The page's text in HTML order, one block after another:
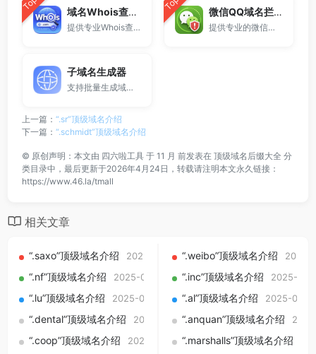
域名Whois查询工具
提供专业Whois查询与域名信息查询服务，支持查询域名注册信息、注册商、到期时间及DNS记录，适用于域名检测、SEO分析及站长工具使用。
微信QQ域名拦截检测
提供专业的微信拦截检测、QQ拦截检测、域名被墙检测服务，一键查询网站是否被封、被拦截或被限制访问。
子域名生成器
支持批量生成域名与泛解析子域名，适用于站群部署、SEO测试与开发环境使用。
上一篇： “.sr”顶级域名介绍
下一篇： “.schmidt”顶级域名介绍
© 原创声明：本文由 四六啦工具 于 11 月 前发表在 顶级域名后缀大全 分
类目录中，最后更新于2026年4月24日，转载请注明本文永久链接：
https://www.46.la/tmall
相关文章
“.saxo”顶级域名介绍 2025-09-01 “.weibo”顶级域名介绍 2025-
“.nf”顶级域名介绍 2025-09-01 “.inc”顶级域名介绍 2025-09-
“.lu”顶级域名介绍 2025-09-01 “.al”顶级域名介绍 2025-09-
“.dental”顶级域名介绍 2025-09-01“.anquan”顶级域名介绍
“.coop”顶级域名介绍 2025-09-01 “.marshalls”顶级域名介绍